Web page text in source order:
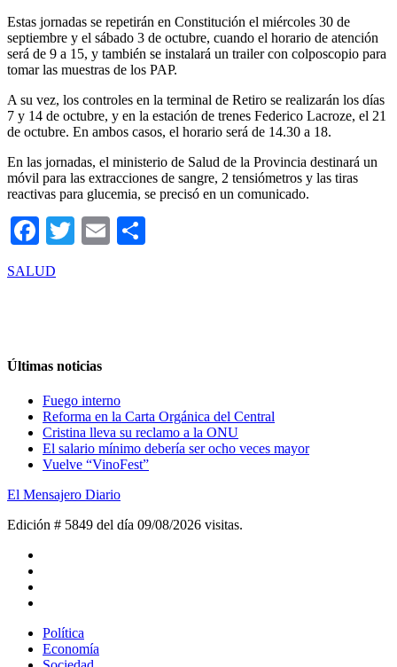
Estas jornadas se repetirán en Constitución el miércoles 30 de
septiembre y el sábado 3 de octubre, cuando el horario de atención
será de 9 a 15, y también se instalará un trailer con colposcopio para
tomar las muestras de los PAP.
A su vez, los controles en la terminal de Retiro se realizarán los días
7 y 14 de octubre, y en la estación de trenes Federico Lacroze, el 21
de octubre. En ambos casos, el horario será de 14.30 a 18.
En las jornadas, el ministerio de Salud de la Provincia destinará un
móvil para las extracciones de sangre, 2 tensiómetros y las tiras
reactivas para glucemia, se precisó en un comunicado.
Facebook
TwitterEmail
SALUD
Últimas noticias
Fuego interno
Reforma en la Carta Orgánica del Central
Cristina lleva su reclamo a la ONU
El salario mínimo debería ser ocho veces mayor
Vuelve “VinoFest”
El Mensajero Diario
Edición # 5849 del día 09/08/2026 visitas.
Política
Economía